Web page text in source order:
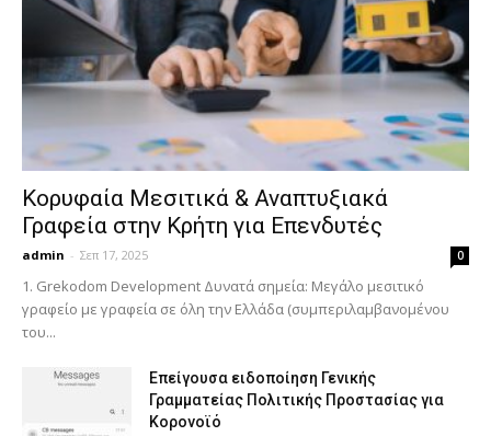
Κορυφαία Μεσιτικά & Αναπτυξιακά
Γραφεία στην Κρήτη για Επενδυτές
admin - Σεπ 17, 2025 0
1. Grekodom Development Δυνατά σημεία: Μεγάλο μεσιτικό
γραφείο με γραφεία σε όλη την Ελλάδα (συμπεριλαμβανομένου
του...
Επείγουσα ειδοποίηση Γενικής
Γραμματείας Πολιτικής Προστασίας για
Κορονοϊό